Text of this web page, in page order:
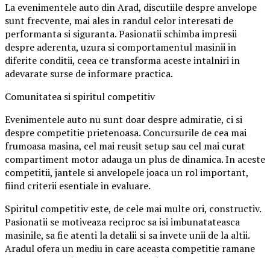
La evenimentele auto din Arad, discutiile despre anvelope
sunt frecvente, mai ales in randul celor interesati de
performanta si siguranta. Pasionatii schimba impresii
despre aderenta, uzura si comportamentul masinii in
diferite conditii, ceea ce transforma aceste intalniri in
adevarate surse de informare practica.
Comunitatea si spiritul competitiv
Evenimentele auto nu sunt doar despre admiratie, ci si
despre competitie prietenoasa. Concursurile de cea mai
frumoasa masina, cel mai reusit setup sau cel mai curat
compartiment motor adauga un plus de dinamica. In aceste
competitii, jantele si anvelopele joaca un rol important,
fiind criterii esentiale in evaluare.
Spiritul competitiv este, de cele mai multe ori, constructiv.
Pasionatii se motiveaza reciproc sa isi imbunatateasca
masinile, sa fie atenti la detalii si sa invete unii de la altii.
Aradul ofera un mediu in care aceasta competitie ramane